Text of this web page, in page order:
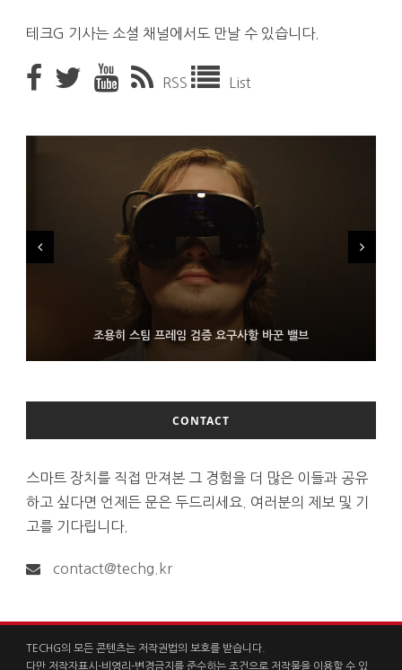
테크G 기사는 소셜 채널에서도 만날 수 있습니다.
RSS List
조용히 스팀 프레임 검증 요구사항 바꾼 밸브
9월 4일부터 서비스 접는 안드로이드 장치용 구글 어시스턴트
보인 삼성전자
CONTACT
스마트 장치를 직접 만져본 그 경험을 더 많은 이들과 공유
하고 싶다면 언제든 문은 두드리세요. 여러분의 제보 및 기
고를 기다립니다.
contact@techg.kr
TECHG의 모든 콘텐츠는 저작권법의 보호를 받습니다.
다만 저작자표시-비영리-변경금지를 준수하는 조건으로 저작물을 이용할 수 있